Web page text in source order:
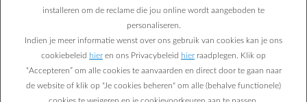
Paul D.
Energie-expert bij ENGIE
13/05/2022·1 min
regelmatig controleren. Nochtans is een periodieke
installeren om de reclame die jou online wordt aangeboden te
personaliseren.
Indien je meer informatie wenst over ons gebruik van cookies kan je ons
cookiebeleid hier en ons Privacybeleid hier raadplegen. Klik op
“Accepteren” om alle cookies te aanvaarden en direct door te gaan naar
de website of klik op "Je cookies beheren" om alle (behalve functionele)